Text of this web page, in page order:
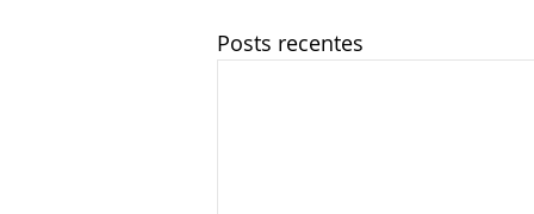
Posts recentes